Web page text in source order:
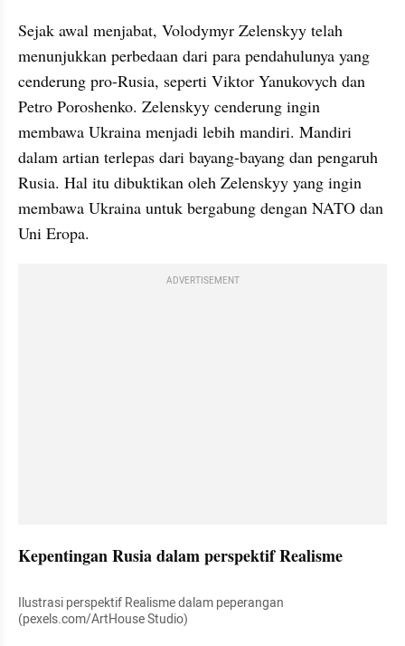
Sejak awal menjabat, Volodymyr Zelenskyy telah
menunjukkan perbedaan dari para pendahulunya yang
cenderung pro-Rusia, seperti Viktor Yanukovych dan
Petro Poroshenko. Zelenskyy cenderung ingin
membawa Ukraina menjadi lebih mandiri. Mandiri
dalam artian terlepas dari bayang-bayang dan pengaruh
Rusia. Hal itu dibuktikan oleh Zelenskyy yang ingin
membawa Ukraina untuk bergabung dengan NATO dan
Uni Eropa.
ADVERTISEMENT
Kepentingan Rusia dalam perspektif Realisme
Ilustrasi perspektif Realisme dalam peperangan
(pexels.com/ArtHouse Studio)